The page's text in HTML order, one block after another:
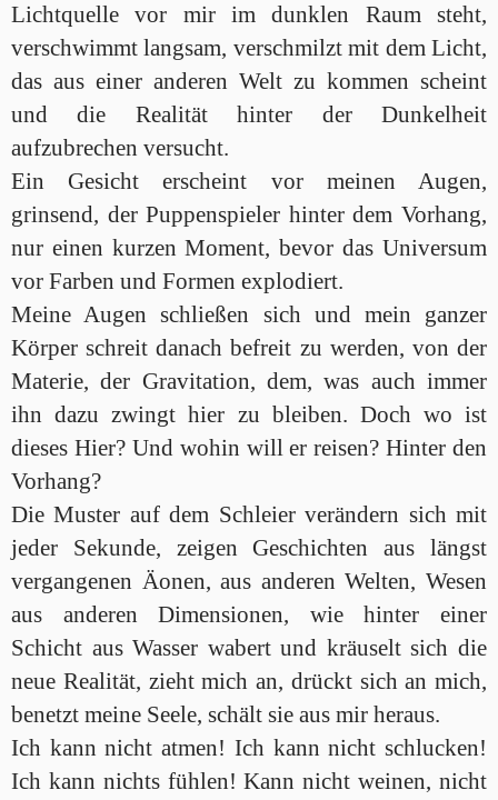
Lichtquelle vor mir im dunklen Raum steht,
verschwimmt langsam, verschmilzt mit dem Licht,
das aus einer anderen Welt zu kommen scheint
und die Realität hinter der Dunkelheit
aufzubrechen versucht.
Ein Gesicht erscheint vor meinen Augen,
grinsend, der Puppenspieler hinter dem Vorhang,
nur einen kurzen Moment, bevor das Universum
vor Farben und Formen explodiert.
Meine Augen schließen sich und mein ganzer
Körper schreit danach befreit zu werden, von der
Materie, der Gravitation, dem, was auch immer
ihn dazu zwingt hier zu bleiben. Doch wo ist
dieses Hier? Und wohin will er reisen? Hinter den
Vorhang?
Die Muster auf dem Schleier verändern sich mit
jeder Sekunde, zeigen Geschichten aus längst
vergangenen Äonen, aus anderen Welten, Wesen
aus anderen Dimensionen, wie hinter einer
Schicht aus Wasser wabert und kräuselt sich die
neue Realität, zieht mich an, drückt sich an mich,
benetzt meine Seele, schält sie aus mir heraus.
Ich kann nicht atmen! Ich kann nicht schlucken!
Ich kann nichts fühlen! Kann nicht weinen, nicht